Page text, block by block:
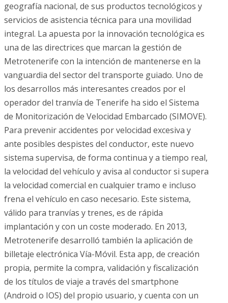
geografía nacional, de sus productos tecnológicos y
servicios de asistencia técnica para una movilidad
integral. La apuesta por la innovación tecnológica es
una de las directrices que marcan la gestión de
Metrotenerife con la intención de mantenerse en la
vanguardia del sector del transporte guiado. Uno de
los desarrollos más interesantes creados por el
operador del tranvía de Tenerife ha sido el Sistema
de Monitorización de Velocidad Embarcado (SIMOVE).
Para prevenir accidentes por velocidad excesiva y
ante posibles despistes del conductor, este nuevo
sistema supervisa, de forma continua y a tiempo real,
la velocidad del vehículo y avisa al conductor si supera
la velocidad comercial en cualquier tramo e incluso
frena el vehículo en caso necesario. Este sistema,
válido para tranvías y trenes, es de rápida
implantación y con un coste moderado. En 2013,
Metrotenerife desarrolló también la aplicación de
billetaje electrónica Vía-Móvil. Esta app, de creación
propia, permite la compra, validación y fiscalización
de los títulos de viaje a través del smartphone
(Android o IOS) del propio usuario, y cuenta con un